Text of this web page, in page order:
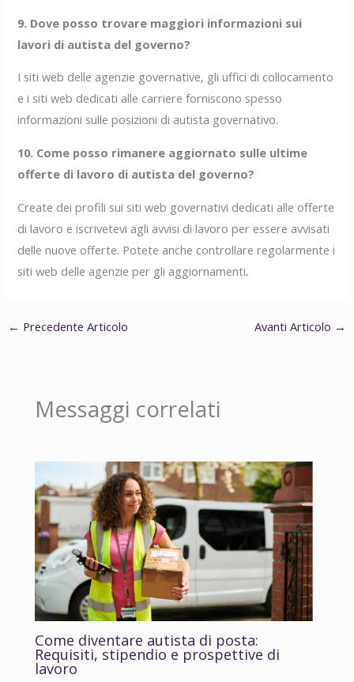
9. Dove posso trovare maggiori informazioni sui
lavori di autista del governo?
I siti web delle agenzie governative, gli uffici di collocamento
e i siti web dedicati alle carriere forniscono spesso
informazioni sulle posizioni di autista governativo.
10. Come posso rimanere aggiornato sulle ultime
offerte di lavoro di autista del governo?
Create dei profili sui siti web governativi dedicati alle offerte
di lavoro e iscrivetevi agli avvisi di lavoro per essere avvisati
delle nuove offerte. Potete anche controllare regolarmente i
siti web delle agenzie per gli aggiornamenti.
← Precedente Articolo Avanti Articolo →
Messaggi correlati
Come diventare autista di posta:
Requisiti, stipendio e prospettive di
lavoro